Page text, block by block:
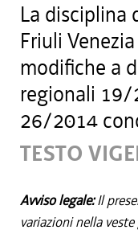
La disciplina
Friuli
modifiche a
regionali
26/2014
TESTO
Avviso legale:Il
variazioni nella